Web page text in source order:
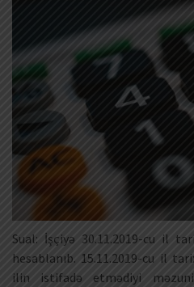
Sual: İşçiyə 30.11.2019-cu il
hesablanıb. 15.11.2019-cu il
ilin istifadə etmədiyi